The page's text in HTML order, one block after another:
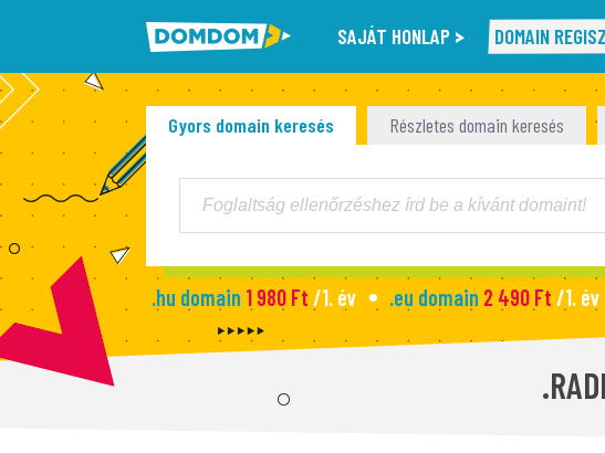
SAJÁT HONLAP DOMAIN
Gyors domain keresés Részletes domain keresés
.hu domain 1 980 Ft /1. év .eu domain 2 490 Ft /1. év